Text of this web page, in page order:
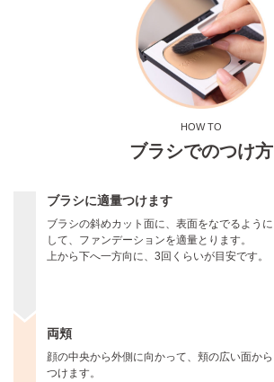
HOW TO
ブラシでのつけ方
ブラシに適量つけます
ブラシの斜めカット面に、表面をなでるように
して、ファンデーションを適量とります。
上から下へ一方向に、3回くらいが目安です。
両頬
顔の中央から外側に向かって、頬の広い面から
つけます。